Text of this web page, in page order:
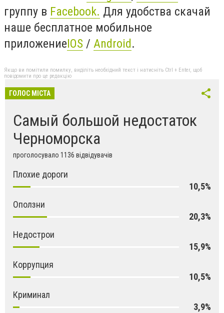
группу в Facebook. Для удобства скачай
наше бесплатное мобильное
приложениеIOS / Android.
Якщо ви помітили помилку, виділіть необхідний текст і натисніть Ctrl + Enter, щоб
повідомити про це редакцію
ГОЛОС МІСТА
Самый большой недостаток
Черноморска
проголосувало 1136 відвідувачів
Плохие дороги
10,5%
Оползни
20,3%
Недострои
15,9%
Коррупция
10,5%
Криминал
3,9%